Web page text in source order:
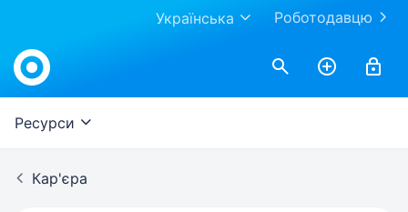
Роботодавцю
Українська
Work.ua
Ресурси
Кар'єра